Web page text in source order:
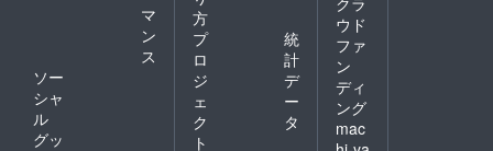
マ
ン
ス
ソー
シャ
ル
グッ
方
プ
ロ
ジ
ェ
ク
ト
統
計
デ
ー
タ
ウド
ファ
ン
ディ
ング
mac